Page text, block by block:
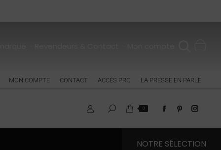
MON COMPTE CONTACT ACCÈS PRO LA PRESSE EN PARLE
0
NOTRE SÉLECTION